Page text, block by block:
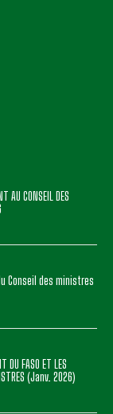
AU CONSEIL DES
Conseil des ministres
DU FASO ET LES
(Janv. 2026)